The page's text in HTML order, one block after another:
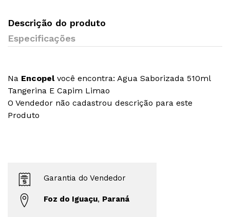
Descrição do produto
Especificações
Na Encopelvocê encontra: Agua Saborizada 510ml
Tangerina E Capim Limao
O Vendedor não cadastrou descrição para este
Produto
Garantia do Vendedor
Foz do Iguaçu, Paraná